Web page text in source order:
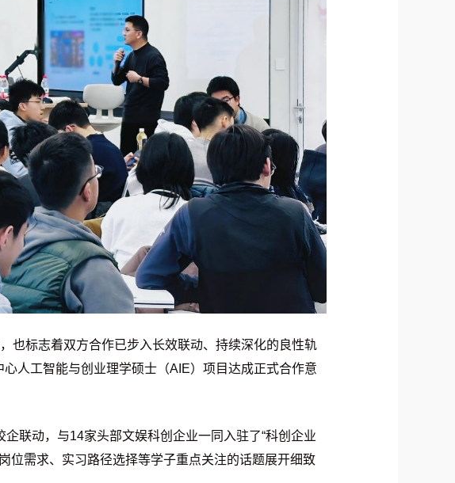
也标志着双方合作已步入长效联动、持续深化的良性轨
人工智能与创业理学硕士（AIE）项目达成正式合作意
联动，与14家头部文娱科创企业一同入驻了“科创企业
位需求、实习路径选择等学子重点关注的话题展开细致